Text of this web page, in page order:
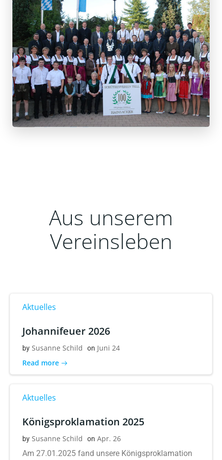
Aus unserem
Vereinsleben
Aktuelles
Johannifeuer 2026
by Susanne Schild on Juni 24
Read more
Aktuelles
Königsproklamation 2025
by Susanne Schild on Apr. 26
Am 27.01.2025 fand unsere Königsproklamation